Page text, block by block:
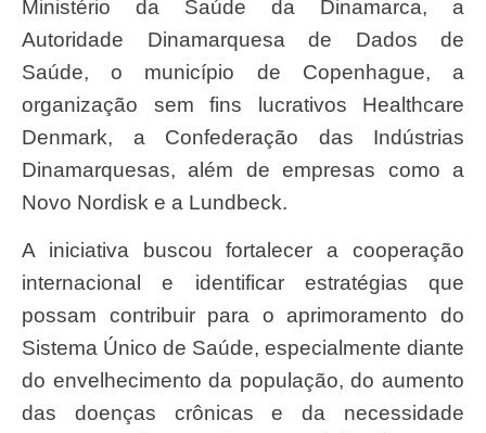
Ministério da Saúde da Dinamarca, a
Autoridade Dinamarquesa de Dados de
Saúde, o município de Copenhague, a
organização sem fins lucrativos Healthcare
Denmark, a Confederação das Indústrias
Dinamarquesas, além de empresas como a
Novo Nordisk e a Lundbeck.
A iniciativa buscou fortalecer a cooperação
internacional e identificar estratégias que
possam contribuir para o aprimoramento do
Sistema Único de Saúde, especialmente diante
do envelhecimento da população, do aumento
das doenças crônicas e da necessidade